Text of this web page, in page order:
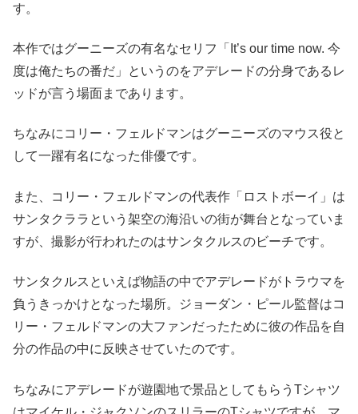
す。
本作ではグーニーズの有名なセリフ「It’s our time now. 今
度は俺たちの番だ」というのをアデレードの分身であるレ
ッドが言う場面まであります。
ちなみにコリー・フェルドマンはグーニーズのマウス役と
して一躍有名になった俳優です。
また、コリー・フェルドマンの代表作「ロストボーイ」は
サンタクララという架空の海沿いの街が舞台となっていま
すが、撮影が行われたのはサンタクルスのビーチです。
サンタクルスといえば物語の中でアデレードがトラウマを
負うきっかけとなった場所。ジョーダン・ピール監督はコ
リー・フェルドマンの大ファンだったために彼の作品を自
分の作品の中に反映させていたのです。
ちなみにアデレードが遊園地で景品としてもらうTシャツ